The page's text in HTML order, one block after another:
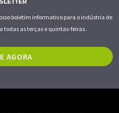
boletim informativo para o indústria de
todas as terças e quintas-feiras.
AGORA